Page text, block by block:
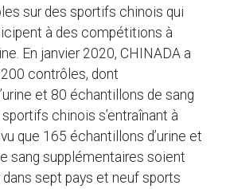
sur des sportifs chinois qui
à des compétitions à
En janvier 2020, CHINADA a
contrôles, dont
et 80 échantillons de sang
chinois s’entraînant à
que 165 échantillons d’urine et
sang supplémentaires soient
sept pays et neuf sports